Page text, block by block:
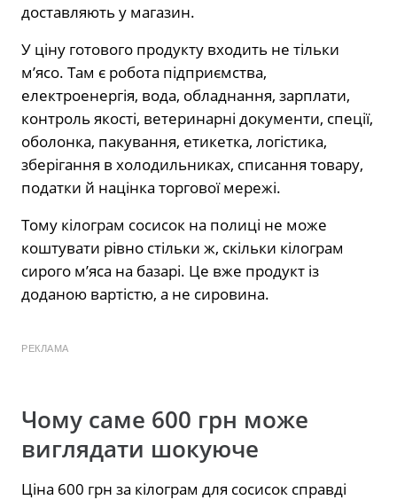
доставляють у магазин.
У ціну готового продукту входить не тільки
м’ясо. Там є робота підприємства,
електроенергія, вода, обладнання, зарплати,
контроль якості, ветеринарні документи, спеції,
оболонка, пакування, етикетка, логістика,
зберігання в холодильниках, списання товару,
податки й націнка торгової мережі.
Тому кілограм сосисок на полиці не може
коштувати рівно стільки ж, скільки кілограм
сирого м’яса на базарі. Це вже продукт із
доданою вартістю, а не сировина.
РЕКЛАМА
Чому саме 600 грн може
виглядати шокуюче
Ціна 600 грн за кілограм для сосисок справді